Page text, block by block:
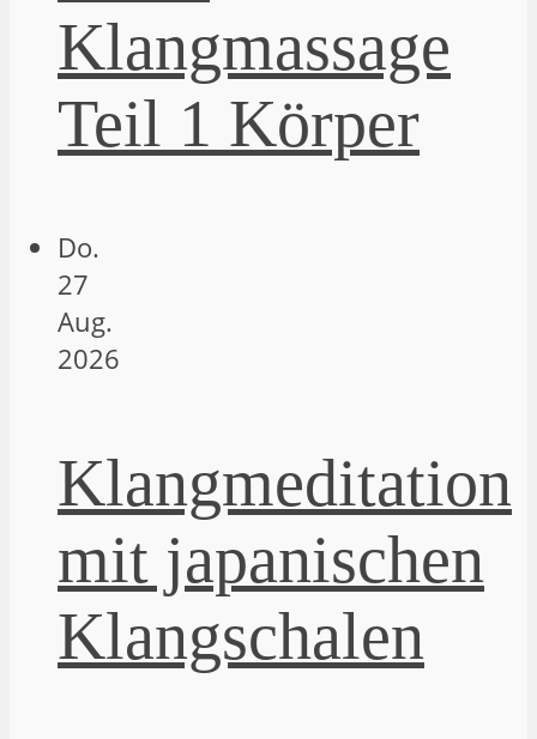
Klangmassage
Teil 1 Körper
Do.
27
Aug.
2026
Klangmeditation
mit japanischen
Klangschalen